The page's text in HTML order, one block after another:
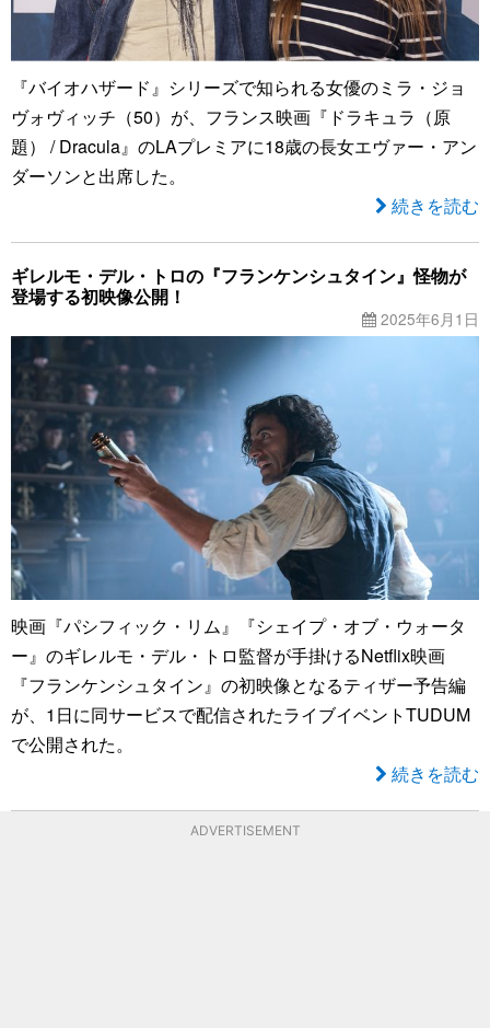
『バイオハザード』シリーズで知られる女優のミラ・ジョ
ヴォヴィッチ（50）が、フランス映画『ドラキュラ（原
題） / Dracula』のLAプレミアに18歳の長女エヴァー・アン
ダーソンと出席した。
続きを読む
ギレルモ・デル・トロの『フランケンシュタイン』怪物が
登場する初映像公開！
2025年6月1日
映画『パシフィック・リム』『シェイプ・オブ・ウォータ
ー』のギレルモ・デル・トロ監督が手掛けるNetflix映画
『フランケンシュタイン』の初映像となるティザー予告編
が、1日に同サービスで配信されたライブイベントTUDUM
で公開された。
続きを読む
ADVERTISEMENT